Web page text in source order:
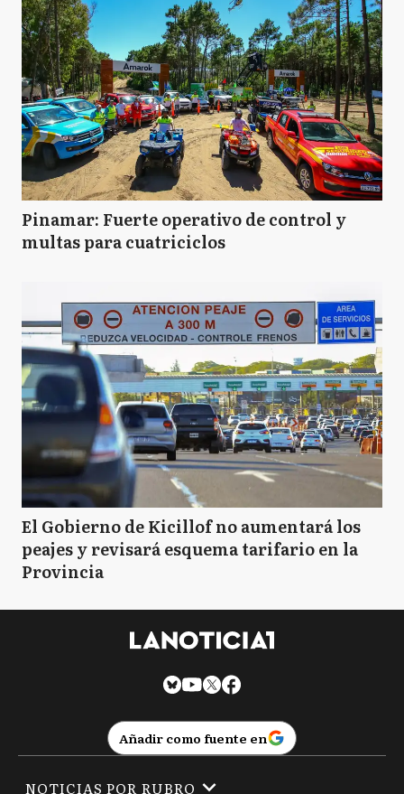
Pinamar: Fuerte operativo de control y
multas para cuatriciclos
El Gobierno de Kicillof no aumentará los
peajes y revisará esquema tarifario en la
Provincia
Añadir como fuente en
NOTICIAS POR RUBRO